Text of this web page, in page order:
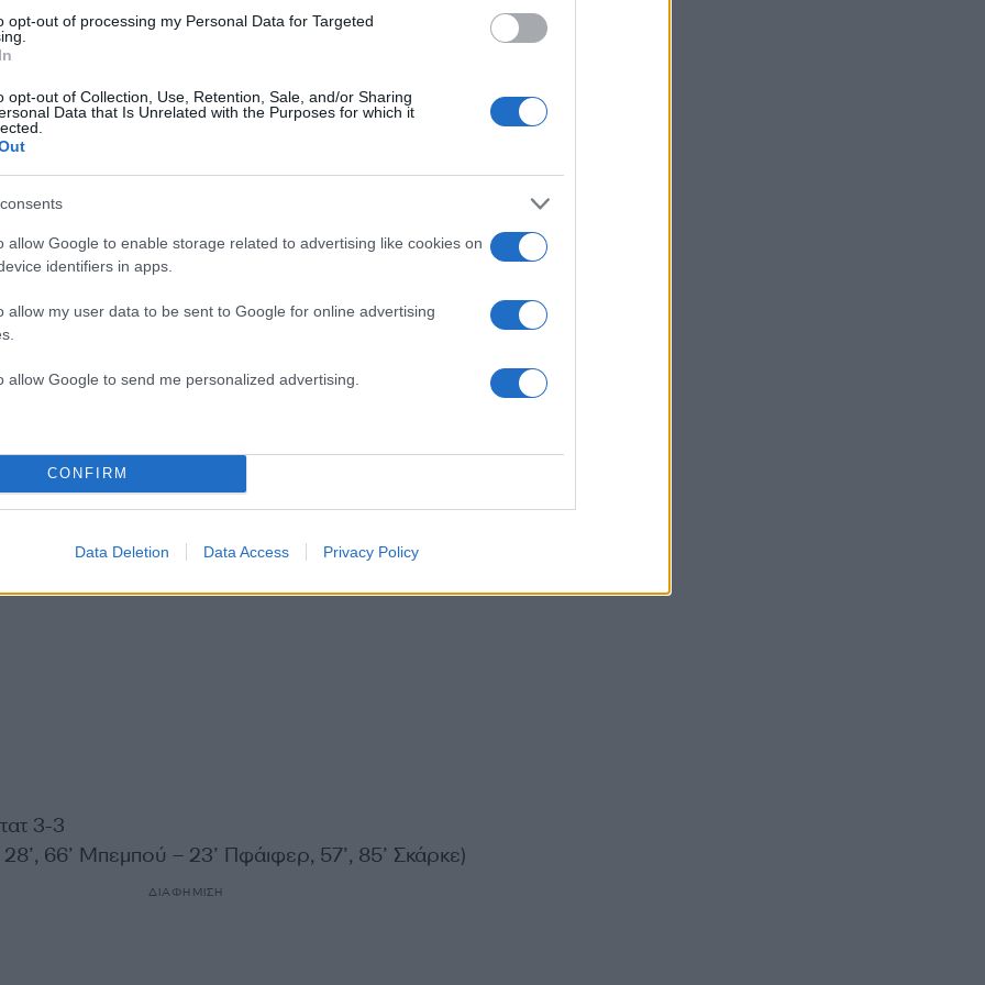
opt-out of processing my Personal Data for Targeted
opt-out of Collection, Use, Retention, Sale, and/or Sharing
Data that Is Unrelated with the Purposes for which it
allow Google to enable storage related to advertising like cookies on
identifiers in apps.
allow my user data to be sent to Google for online advertising
allow Google to send me personalized advertising.
CONFIRM
Data Deletion Data Access Privacy Policy
1-1
ντε Μπεργκ)
ΔΙΑΦΗΜΙΣΗ
3-3
28’, 66’ Μπεμπού – 23’ Πφάιφερ, 57’, 85’ Σκάρκε)
ΔΙΑΦΗΜΙΣΗ